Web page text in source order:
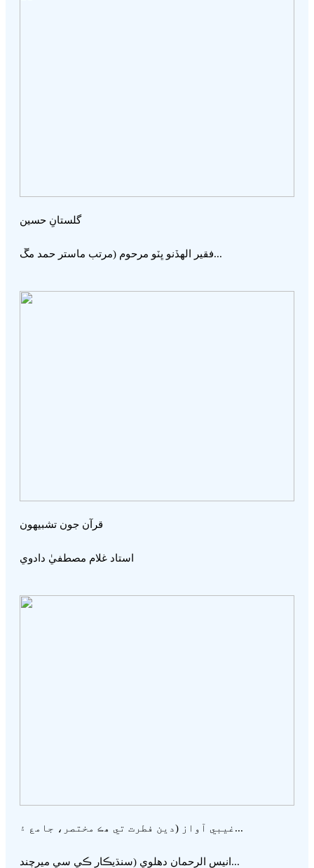
گلستانِ حسين
فقير الھڏنو ڀٽو مرحوم (مرتب ماستر حمد مڱ...
قرآن جون تشبيھون
استاد غلام مصطفيٰ دادوي
غيبي آواز (دين فطرت تي ھڪ مختصر، جامع ۽...
انيس الرحمان دھلوي (سنڌيڪار ڪي سي ميرچند...